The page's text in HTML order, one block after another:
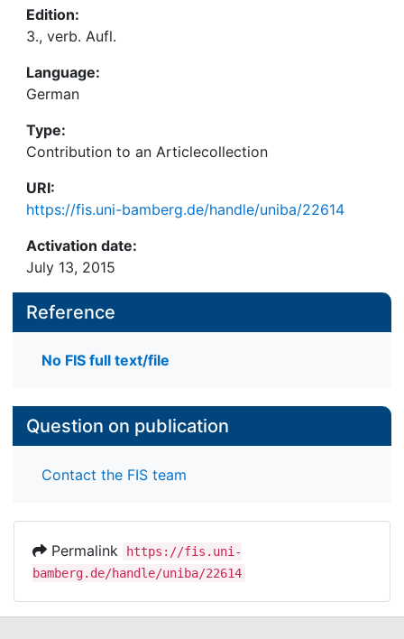
Edition:
3., verb. Aufl.
Language:
German
Type:
Contribution to an Articlecollection
URI:
https://fis.uni-bamberg.de/handle/uniba/22614
Activation date:
July 13, 2015
Reference
No FIS full text/file
Question on publication
Contact the FIS team
Permalink
https://fis.uni-
bamberg.de/handle/uniba/22614